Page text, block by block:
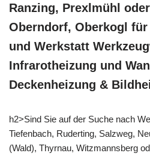
Ranzing, Prexlmühl
Oberndorf, Oberkogl für
und Werkstatt
Infrarotheizung und
Deckenheizung &
h2>Sind Sie auf der Suche nach
Tiefenbach, Ruderting, Salzweg,
(Wald), Thyrnau, Witzmannsberg